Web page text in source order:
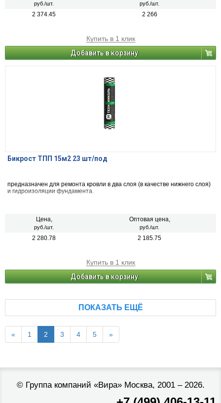
руб./шт. руб./шт.
2 374.45 2 266
Купить в 1 клик
Добавить в корзину
Бикрост ТПП 15м2 23 шт/под
предназначен для ремонта кровли в два слоя (в качестве нижнего слоя)
и гидроизоляции фундамента.
Цена,
руб./шт.
Оптовая цена,
руб./шт.
2 280.78 2 185.75
Купить в 1 клик
Добавить в корзину
ПОКАЗАТЬ ЕЩЁ
« 1 2 3 4 5 »
© Группа компаний «Вира»Москва, 2001 – 2026.